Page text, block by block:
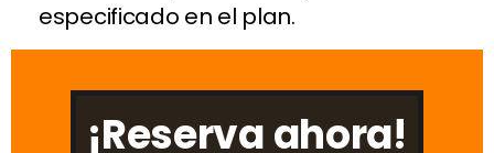
especificado en el plan.
¡Reserva ahora!